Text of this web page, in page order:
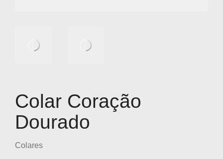
Colar Coração
Dourado
Colares